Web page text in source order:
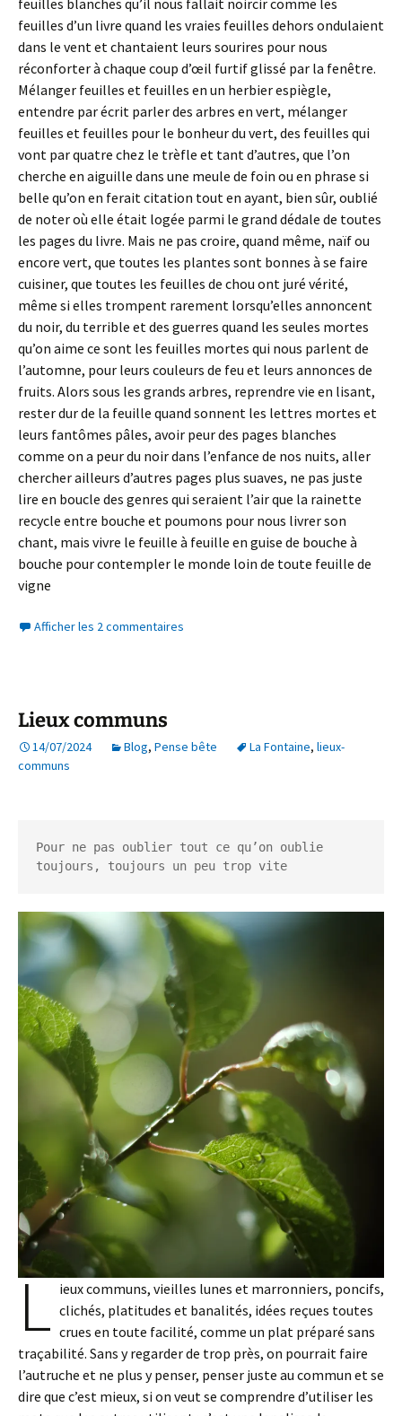
feuilles blanches qu’il nous fallait noircir comme les
feuilles d’un livre quand les vraies feuilles dehors ondulaient
dans le vent et chantaient leurs sourires pour nous
réconforter à chaque coup d’œil furtif glissé par la fenêtre.
Mélanger feuilles et feuilles en un herbier espiègle,
entendre par écrit parler des arbres en vert, mélanger
feuilles et feuilles pour le bonheur du vert, des feuilles qui
vont par quatre chez le trèfle et tant d’autres, que l’on
cherche en aiguille dans une meule de foin ou en phrase si
belle qu’on en ferait citation tout en ayant, bien sûr, oublié
de noter où elle était logée parmi le grand dédale de toutes
les pages du livre. Mais ne pas croire, quand même, naïf ou
encore vert, que toutes les plantes sont bonnes à se faire
cuisiner, que toutes les feuilles de chou ont juré vérité,
même si elles trompent rarement lorsqu’elles annoncent
du noir, du terrible et des guerres quand les seules mortes
qu’on aime ce sont les feuilles mortes qui nous parlent de
l’automne, pour leurs couleurs de feu et leurs annonces de
fruits. Alors sous les grands arbres, reprendre vie en lisant,
rester dur de la feuille quand sonnent les lettres mortes et
leurs fantômes pâles, avoir peur des pages blanches
comme on a peur du noir dans l’enfance de nos nuits, aller
chercher ailleurs d’autres pages plus suaves, ne pas juste
lire en boucle des genres qui seraient l’air que la rainette
recycle entre bouche et poumons pour nous livrer son
chant, mais vivre le feuille à feuille en guise de bouche à
bouche pour contempler le monde loin de toute feuille de
vigne
Afficher les 2 commentaires
Lieux communs
14/07/2024 Blog, Pense bête La Fontaine, lieux-
communs
Pour ne pas oublier tout ce qu’on oublie
toujours, toujours un peu trop vite
L ieux communs, vieilles lunes et marronniers, poncifs,
clichés, platitudes et banalités, idées reçues toutes
crues en toute facilité, comme un plat préparé sans
traçabilité. Sans y regarder de trop près, on pourrait faire
l’autruche et ne plus y penser, penser juste au commun et se
dire que c’est mieux, si on veut se comprendre d’utiliser les